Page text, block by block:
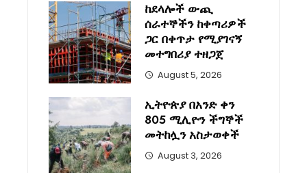
ከደላሎች ውጪ
ሰራተኞችን ከቀጣሪዎች
ጋር በቀጥታ የሚያገናኝ
መተግበሪያ ተዘጋጀ
August 5, 2026
ኢትዮጵያ በአንድ ቀን
805 ሚሊዮን ችግኞች
መትከሏን አስታወቀች
August 3, 2026